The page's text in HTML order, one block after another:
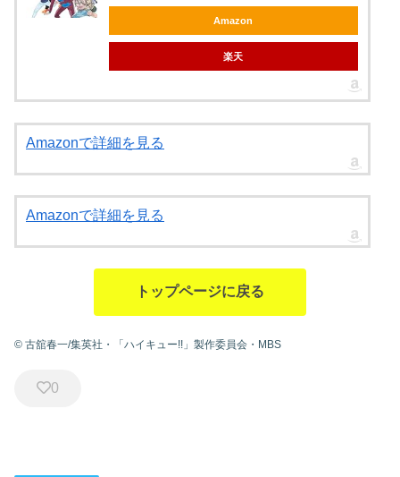
Amazon
楽天
Amazonで詳細を見る
Amazonで詳細を見る
トップページに戻る
© 古舘春一/集英社・「ハイキュー!!」製作委員会・MBS
0